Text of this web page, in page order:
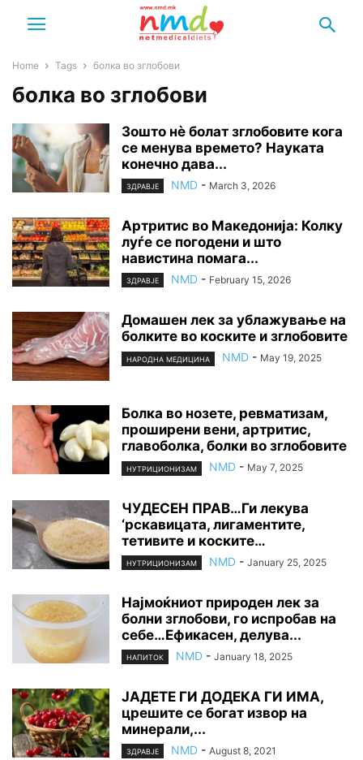
Home Tags болка во зглобови
болка во зглобови
Зошто нè болат зглобовите кога
се менува времето? Науката
конечно дава...
ЗДРАВЈЕ NMD - March 3, 2026
Артритис во Македонија: Колку
луѓе се погодени и што
навистина помага...
ЗДРАВЈЕ NMD - February 15, 2026
Домашен лек за ублажување на
болките во коските и зглобовите
НАРОДНА МЕДИЦИНА NMD - May 19, 2025
Болка во нозете, ревматизам,
проширени вени, артритис,
главоболка, болки во зглобовите
НУТРИЦИОНИЗАМ NMD - May 7, 2025
ЧУДЕСЕН ПРАВ…Ги лекува
‘рскавицата, лигаментите,
тетивите и коските…
НУТРИЦИОНИЗАМ NMD - January 25, 2025
Најмоќниот природен лек за
болни зглобови, го испробав на
себе…Ефикасен, делува...
НАПИТОК NMD - January 18, 2025
ЈАДЕТЕ ГИ ДОДЕКА ГИ ИМА,
црешите се богат извор на
минерали,...
ЗДРАВЈЕ NMD - August 8, 2021